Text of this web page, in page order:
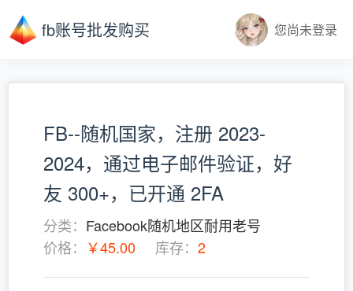
fb账号批发购买 您尚未登录
FB--随机国家，注册 2023-
2024，通过电子邮件验证，好
友 300+，已开通 2FA
分类： Facebook随机地区耐用老号
价格： ￥45.00 库存： 2